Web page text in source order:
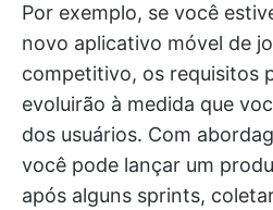
Por exemplo, se você
novo aplicativo móvel de
competitivo, os requisitos
evoluirão à medida que
dos usuários. Com
você pode lançar um
após alguns sprints,